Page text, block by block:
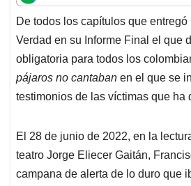
t
s
A
p
p
e
b
o
o
k
k
e
d
I
n
i
l
e
a
d
s
De todos los capítulos que
Verdad en su Informe Final el que
obligatoria para todos los
pájaros no cantaban en el que se
testimonios de las víctimas que ha
El 28 de junio de 2022, en la
teatro Jorge Eliecer Gaitán,
campana de alerta de lo duro que